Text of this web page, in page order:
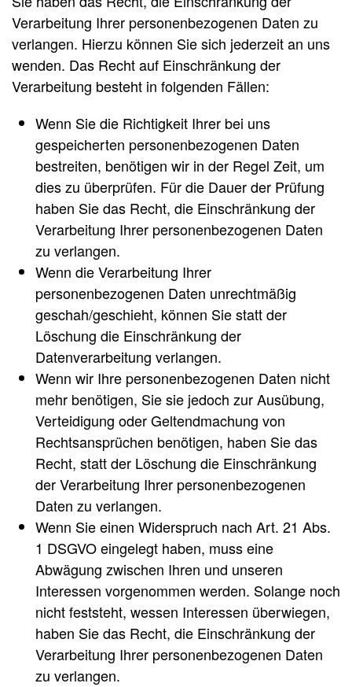
Verarbeitung Ihrer personenbezogenen Daten zu
verlangen. Hierzu können Sie sich jederzeit an uns
wenden. Das Recht auf Einschränkung der
Verarbeitung besteht in folgenden Fällen:
Wenn Sie die Richtigkeit Ihrer bei uns
gespeicherten personenbezogenen Daten
bestreiten, benötigen wir in der Regel Zeit, um
dies zu überprüfen. Für die Dauer der Prüfung
haben Sie das Recht, die Einschränkung der
Verarbeitung Ihrer personenbezogenen Daten
zu verlangen.
Wenn die Verarbeitung Ihrer
personenbezogenen Daten unrechtmäßig
geschah/geschieht, können Sie statt der
Löschung die Einschränkung der
Datenverarbeitung verlangen.
Wenn wir Ihre personenbezogenen Daten nicht
mehr benötigen, Sie sie jedoch zur Ausübung,
Verteidigung oder Geltendmachung von
Rechtsansprüchen benötigen, haben Sie das
Recht, statt der Löschung die Einschränkung
der Verarbeitung Ihrer personenbezogenen
Daten zu verlangen.
Wenn Sie einen Widerspruch nach Art. 21 Abs.
1 DSGVO eingelegt haben, muss eine
Abwägung zwischen Ihren und unseren
Interessen vorgenommen werden. Solange noch
nicht feststeht, wessen Interessen überwiegen,
haben Sie das Recht, die Einschränkung der
Verarbeitung Ihrer personenbezogenen Daten
zu verlangen.